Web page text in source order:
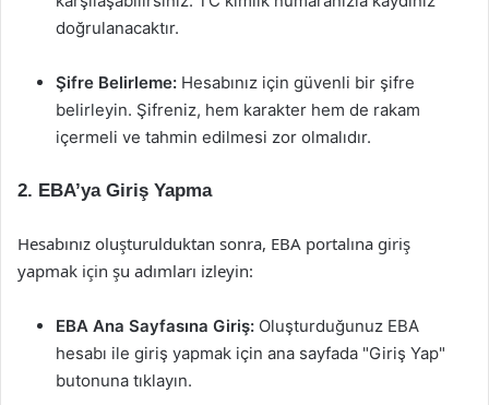
doğrulanacaktır.
Şifre Belirleme: Hesabınız için güvenli bir şifre
belirleyin. Şifreniz, hem karakter hem de rakam
içermeli ve tahmin edilmesi zor olmalıdır.
2. EBA’ya Giriş Yapma
Hesabınız oluşturulduktan sonra, EBA portalına giriş
yapmak için şu adımları izleyin:
EBA Ana Sayfasına Giriş: Oluşturduğunuz EBA
hesabı ile giriş yapmak için ana sayfada "Giriş Yap"
butonuna tıklayın.